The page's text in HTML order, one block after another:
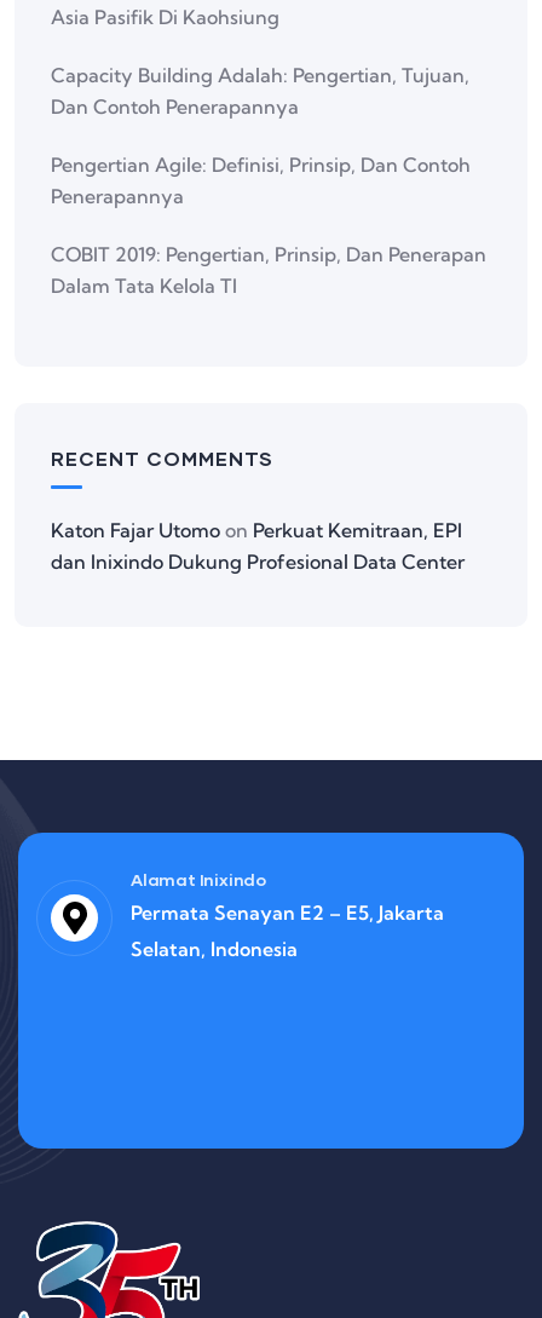
Asia Pasifik Di Kaohsiung
Capacity Building Adalah: Pengertian, Tujuan,
Dan Contoh Penerapannya
Pengertian Agile: Definisi, Prinsip, Dan Contoh
Penerapannya
COBIT 2019: Pengertian, Prinsip, Dan Penerapan
Dalam Tata Kelola TI
RECENT COMMENTS
Katon Fajar Utomo on Perkuat Kemitraan, EPI
dan Inixindo Dukung Profesional Data Center
Alamat Inixindo
Permata Senayan E2 – E5, Jakarta
Selatan, Indonesia